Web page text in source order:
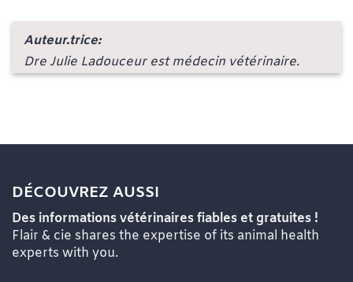
Auteur.trice:
Dre Julie Ladouceur est médecin vétérinaire.
DÉCOUVREZ AUSSI
Des informations vétérinaires fiables et gratuites !
Flair & cie shares the expertise of its animal health
experts with you.